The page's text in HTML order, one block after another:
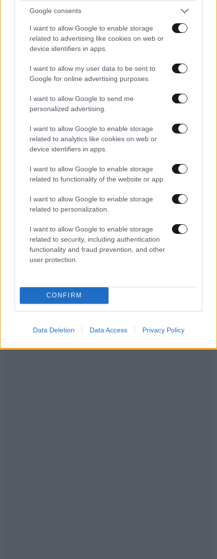
Google consents
I want to allow Google to enable storage
related to advertising like cookies on web or
device identifiers in apps.
I want to allow my user data to be sent to
Google for online advertising purposes.
I want to allow Google to send me
personalized advertising.
I want to allow Google to enable storage
related to analytics like cookies on web or
device identifiers in apps.
I want to allow Google to enable storage
related to functionality of the website or app.
I want to allow Google to enable storage
related to personalization.
I want to allow Google to enable storage
related to security, including authentication
functionality and fraud prevention, and other
user protection.
CONFIRM
Data Deletion Data Access Privacy Policy
ΠΑΝΚΟπιτόγυρους, ποιητές, ερρικες,
ΝτουσκοΜΠΟΓΙΕΣ και άλλα τινά ευτράπελα και
εύστροφα ταγάρια του σάιτ... χαχαχαχαχαχαχα
Απαντήστε
TRENDING
07·08·2026 11:26
Βίντεο-ντοκουμέντο από το θανατηφόρο
στο αντίθετο ρεύμα – Ακαριαία πέθαναν γιος
και μητέρα